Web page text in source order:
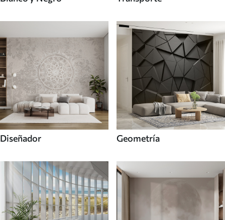
Diseñador Geometría